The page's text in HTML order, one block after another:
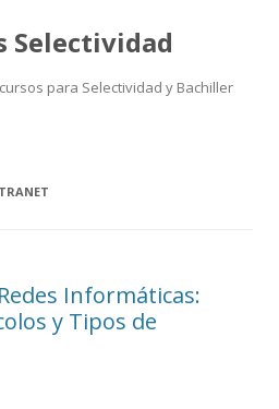
Selectividad
para Selectividad y Bachiller
Informáticas:
y Tipos de